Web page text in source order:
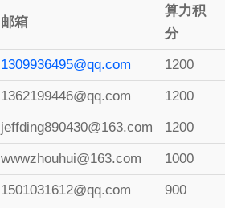
邮箱
算力积
分
1309936495@qq.com 1200
1362199446@qq.com 1200
jeffding890430@163.com 1200
wwwzhouhui@163.com 1000
1501031612@qq.com 900